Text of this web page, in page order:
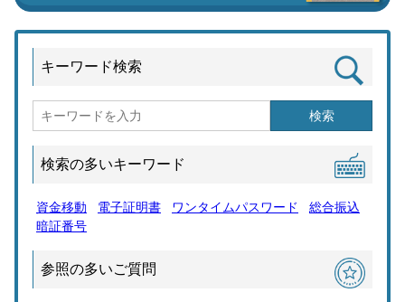
キーワード検索
検索
検索の多いキーワード
資金移動 電子証明書 ワンタイムパスワード
総合振込
暗証番号
参照の多いご質問